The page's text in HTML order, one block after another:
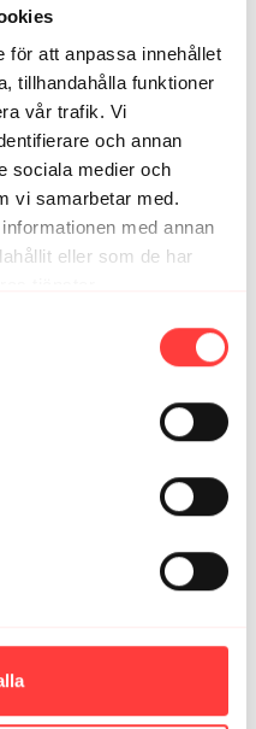
för att anpassa innehållet
tillhandahålla funktioner
vår trafik. Vi
och annan
sociala medier och
vi samarbetar med.
med annan
eller som de har
lugnt 🥹
när rörelsen blir för
ur rörelsen och tillbaka.